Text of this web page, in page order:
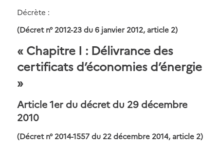
Décrète :
(Décret n° 2012-23 du 6 janvier 2012, article 2)
« Chapitre I : Délivrance des
certificats d’économies d’énergie
»
Article 1er du décret du 29 décembre
2010
(Décret n° 2014-1557 du 22 décembre 2014, article 2)